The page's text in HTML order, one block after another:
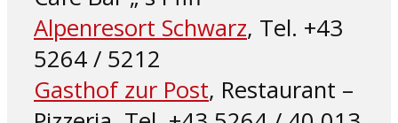
Alpenresort Schwarz, Tel. +43
5264 / 5212
Gasthof zur Post, Restaurant –